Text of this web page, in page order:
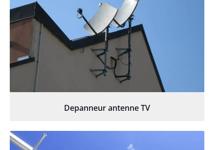
Depanneur antenne TV